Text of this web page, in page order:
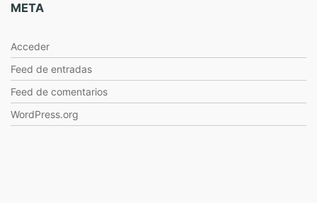
META
Acceder
Feed de entradas
Feed de comentarios
WordPress.org